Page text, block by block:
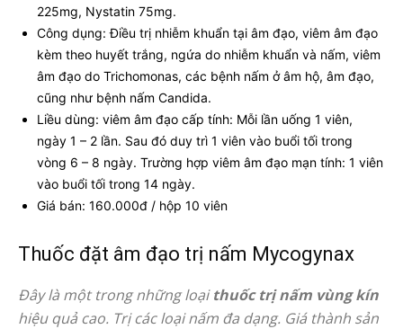
225mg, Nystatin 75mg.
Công dụng: Điều trị nhiễm khuẩn tại âm đạo, viêm âm đạo
kèm theo huyết trắng, ngứa do nhiễm khuẩn và nấm, viêm
âm đạo do Trichomonas, các bệnh nấm ở âm hộ, âm đạo,
cũng như bệnh nấm Candida.
Liều dùng: viêm âm đạo cấp tính: Mỗi lần uống 1 viên,
ngày 1 – 2 lần. Sau đó duy trì 1 viên vào buổi tối trong
vòng 6 – 8 ngày. Trường hợp viêm âm đạo mạn tính: 1 viên
vào buổi tối trong 14 ngày.
Giá bán: 160.000đ / hộp 10 viên
Thuốc đặt âm đạo trị nấm Mycogynax
Đây là một trong những loạithuốc trị nấm vùng kín
hiệu quả cao. Trị các loại nấm đa dạng. Giá thành sản